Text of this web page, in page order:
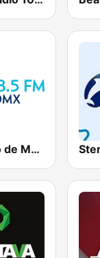
El Heraldo de México